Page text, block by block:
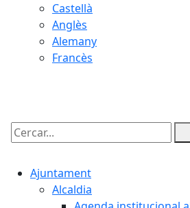
Castellà
Anglès
Alemany
Francès
Cercar:
Ajuntament
Alcaldia